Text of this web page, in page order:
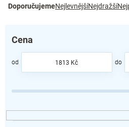
a
n
p
o
u
k
DoporučujemeNejlevnějšíNejdražší
Cena
1813 Kč